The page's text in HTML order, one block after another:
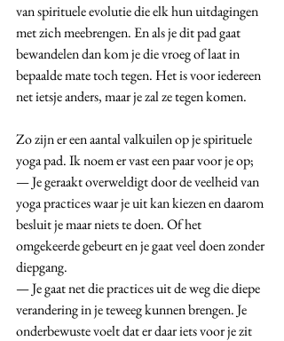
van spirituele evolutie die elk hun uitdagingen
met zich meebrengen. En als je dit pad gaat
bewandelen dan kom je die vroeg of laat in
bepaalde mate toch tegen. Het is voor iedereen
net ietsje anders, maar je zal ze tegen komen.
Zo zijn er een aantal valkuilen op je spirituele
yoga pad. Ik noem er vast een paar voor je op;
— Je geraakt overweldigt door de veelheid van
yoga practices waar je uit kan kiezen en daarom
besluit je maar niets te doen. Of het
omgekeerde gebeurt en je gaat veel doen zonder
diepgang.
— Je gaat net die practices uit de weg die diepe
verandering in je teweeg kunnen brengen. Je
onderbewuste voelt dat er daar iets voor je zit